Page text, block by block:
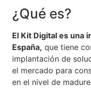
¿Qué es?
El Kit Digital es una
España, que tiene
implantación de
el mercado para
en el nivel de